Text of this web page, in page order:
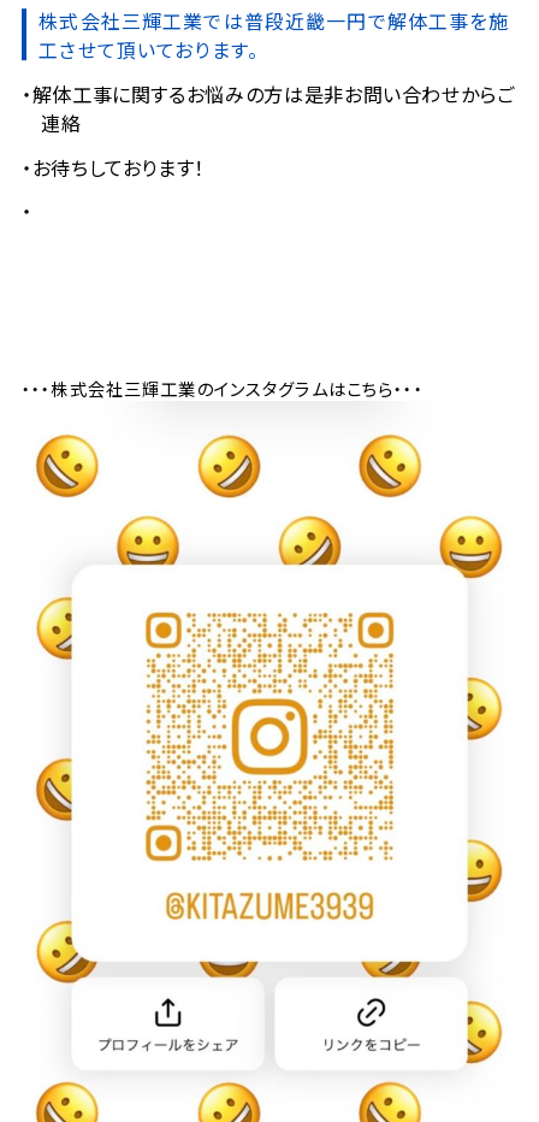
株式会社三輝工業では普段近畿一円で解体工事を施
工させて頂いております。
解体工事に関するお悩みの方は是非お問い合わせからご
連絡
お待ちしております！
・・・株式会社三輝工業のインスタグラムはこちら・・・